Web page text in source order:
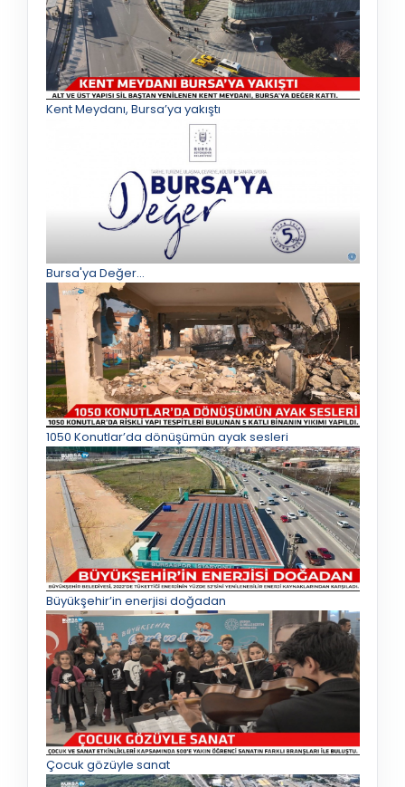
Kent Meydanı, Bursa’ya yakıştı
Bursa'ya Değer...
1050 Konutlar’da dönüşümün ayak sesleri
Büyükşehir’in enerjisi doğadan
Çocuk gözüyle sanat